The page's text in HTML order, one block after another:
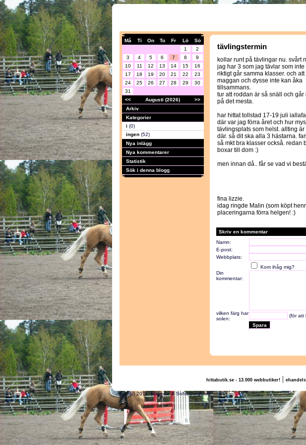
Må Ti On To Fr Lö
Sö
1
2
3
4 5 6 7 8
9
10
11 12 13 14 15
16
17
18 19 20 21 22
23
24
25 26 27 28 29
30
31
<<
Augusti (2026)
>>
Arkiv
Kategorier
i (0)
ingen (52)
Nya inlägg
Nya kommentarer
Statistik
Sök i denna blogg
tävlingstermin
kollar runt på tävlingar nu. svårt
jag har 3 som jag tävlar som inte
riktigt går samma klasser. och att
maggan och dysse inte kan åka
tillsammans.
tur att roddan är så snäll och går
på det mesta.
har hittat tollstad 17-19 juli
där var jag förra året och hur
tävlingsplats som helst. allting är
där. så dit ska alla 3 hästarna.
så mkt bra klasser också. redan
boxar till dom :)
men innan då.. får se vad vi
fina lizzie.
idag ringde Malin (som köpt
placeringarna förra helgen! :)
Skriv en kommentar
Namn:
E-post:
Webbplats:
Kom ihåg mig?
Din
kommentar:
vilken färg har
solen:
(för att
hittabutik.se - 13.000 webbutiker!|
(c) 2011, nogg.se & Sofie Berglund